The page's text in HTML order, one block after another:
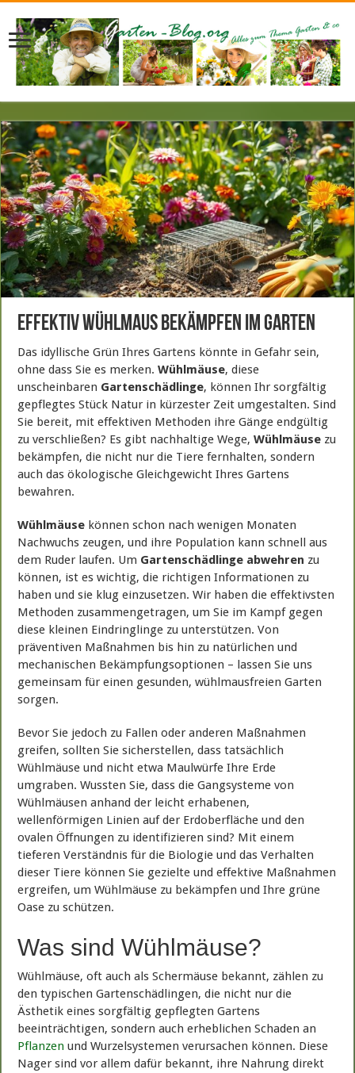
Effektiv Wühlmaus bekämpfen im Garten
Das idyllische Grün Ihres Gartens könnte in Gefahr sein,
ohne dass Sie es merken.Wühlmäuse, diese
unscheinbaren Gartenschädlinge, können Ihr sorgfältig
gepflegtes Stück Natur in kürzester Zeit umgestalten. Sind
Sie bereit, mit effektiven Methoden ihre Gänge endgültig
zu verschließen? Es gibt nachhaltige Wege,Wühlmäuse zu
bekämpfen, die nicht nur die Tiere fernhalten, sondern
auch das ökologische Gleichgewicht Ihres Gartens
bewahren.
Wühlmäuse können schon nach wenigen Monaten
Nachwuchs zeugen, und ihre Population kann schnell aus
dem Ruder laufen. Um Gartenschädlinge abwehren zu
können, ist es wichtig, die richtigen Informationen zu
haben und sie klug einzusetzen. Wir haben die effektivsten
Methoden zusammengetragen, um Sie im Kampf gegen
diese kleinen Eindringlinge zu unterstützen. Von
präventiven Maßnahmen bis hin zu natürlichen und
mechanischen Bekämpfungsoptionen – lassen Sie uns
gemeinsam für einen gesunden, wühlmausfreien Garten
sorgen.
Bevor Sie jedoch zu Fallen oder anderen Maßnahmen
greifen, sollten Sie sicherstellen, dass tatsächlich
Wühlmäuse und nicht etwa Maulwürfe Ihre Erde
umgraben. Wussten Sie, dass die Gangsysteme von
Wühlmäusen anhand der leicht erhabenen,
wellenförmigen Linien auf der Erdoberfläche und den
ovalen Öffnungen zu identifizieren sind? Mit einem
tieferen Verständnis für die Biologie und das Verhalten
dieser Tiere können Sie gezielte und effektive Maßnahmen
ergreifen, um Wühlmäuse zu bekämpfen und Ihre grüne
Oase zu schützen.
Was sind Wühlmäuse?
Wühlmäuse, oft auch als Schermäuse bekannt, zählen zu
den typischen Gartenschädlingen, die nicht nur die
Ästhetik eines sorgfältig gepflegten Gartens
beeinträchtigen, sondern auch erheblichen Schaden an
Pflanzen und Wurzelsystemen verursachen können. Diese
Nager sind vor allem dafür bekannt, ihre Nahrung direkt